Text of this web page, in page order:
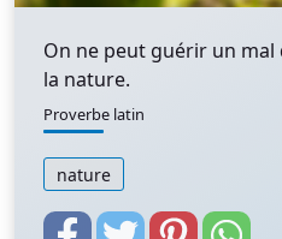
On ne peut guérir un
la nature.
Proverbe latin
nature